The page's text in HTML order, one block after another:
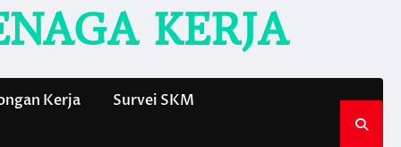
KERJA
Kerja Survei SKM